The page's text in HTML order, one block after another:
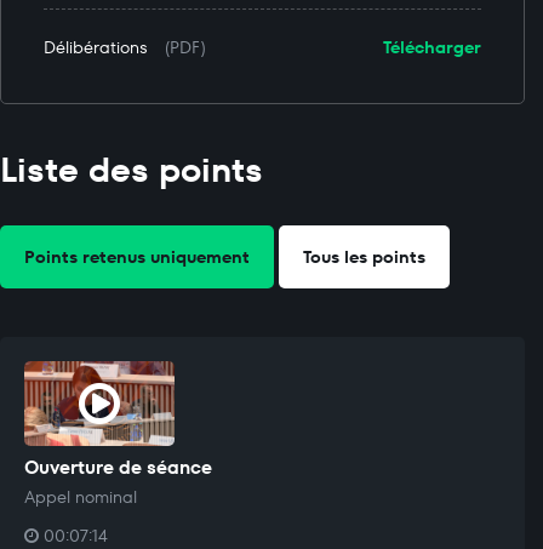
Télécharger
Délibérations (PDF)
Liste des points
Points retenus uniquement Tous les points
Ouverture de séance
Appel nominal
00:07:14